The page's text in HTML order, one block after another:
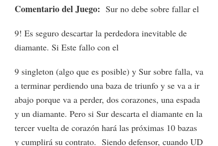
Comentario del Juego: Sur no debe sobre fallar el
9! Es seguro descartar la perdedora inevitable de
diamante. Si Este fallo con el
9 singleton (algo que es posible) y Sur sobre falla, va
a terminar perdiendo una baza de triunfo y se va a ir
abajo porque va a perder, dos corazones, una espada
y un diamante. Pero si Sur descarta el diamante en la
tercer vuelta de corazón hará las próximas 10 bazas
y cumplirá su contrato. Siendo defensor, cuando UD